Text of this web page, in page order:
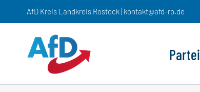
AfD Kreis Landkreis Rostock | kontakt@afd-ro.de
Partei